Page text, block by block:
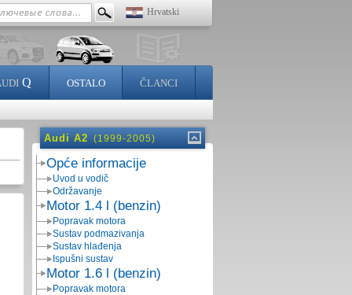
Hrvatski
Q OSTALO ČLANCI
Audi A2 (1999-2005)
Opće informacije
Uvod u vodič
Održavanje
Motor 1.4 l (benzin)
Popravak motora
Sustav podmazivanja
Sustav hlađenja
Ispušni sustav
Motor 1.6 l (benzin)
Popravak motora